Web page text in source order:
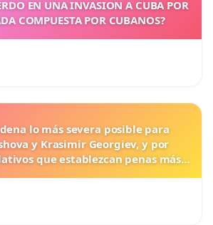
EN UNA INVASION A CUBA POR
COMPUESTA POR CUBANOS?
lo más severa posible para
y Krasimir Georgiev, y por
que establezcan penas más